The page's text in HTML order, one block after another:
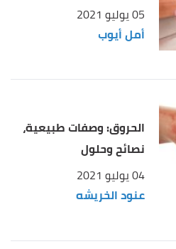
05 يوليو 2021
أمل أيوب
الحروق: وصفات طبيعية،
نصائح وحلول
04 يوليو 2021
عنود الخريشه